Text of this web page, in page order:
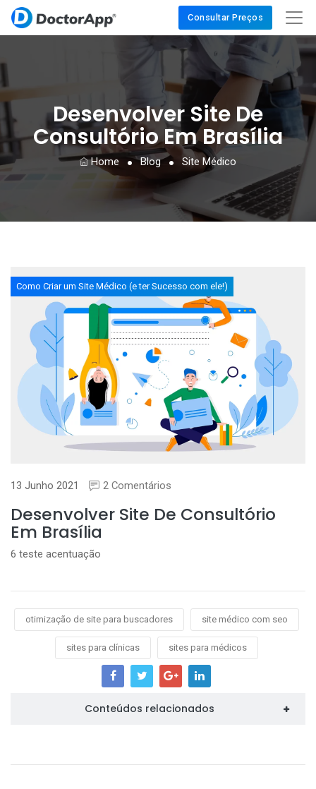
Consultar Preços
Desenvolver Site De
Consultório Em Brasília
Home Blog Site Médico
Como Criar um Site Médico (e ter Sucesso com ele!)
13 Junho 2021 2 Comentários
Desenvolver Site De Consultório
Em Brasília
6 teste acentuação
otimização de site para buscadores site médico com seo
sites para clínicas sites para médicos
Conteúdos relacionados